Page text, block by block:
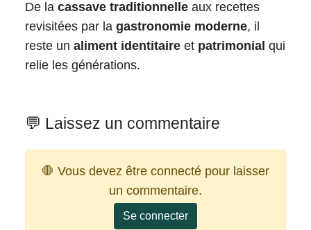
De la cassave traditionnelle aux recettes
revisitées par la gastronomie moderne, il
reste un aliment identitaire et patrimonial qui
relie les générations.
💬 Laissez un commentaire
🛑 Vous devez être connecté pour laisser
un commentaire.
Se connecter